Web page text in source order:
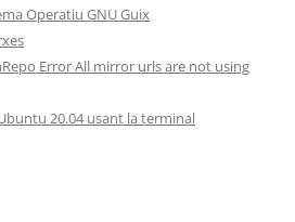
Operatiu GNU Guix
Error All mirror urls are not using
20.04 usant la terminal